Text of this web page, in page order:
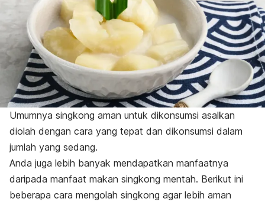
Umumnya singkong aman untuk dikonsumsi asalkan
diolah dengan cara yang tepat dan dikonsumsi dalam
jumlah yang sedang.
Anda juga lebih banyak mendapatkan manfaatnya
daripada manfaat makan singkong mentah. Berikut ini
beberapa cara mengolah singkong agar lebih aman